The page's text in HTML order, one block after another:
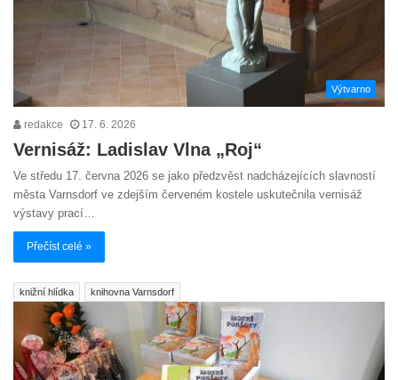
Výtvarno
redakce 17. 6. 2026
Vernisáž: Ladislav Vlna „Roj“
Ve středu 17. června 2026 se jako předzvěst nadcházejících slavností
města Varnsdorf ve zdejším červeném kostele uskutečnila vernisáž
výstavy prací…
Přečíst celé »
knižní hlídka knihovna Varnsdorf